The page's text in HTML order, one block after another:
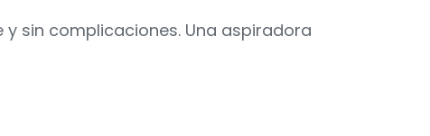
sin complicaciones. Una aspiradora